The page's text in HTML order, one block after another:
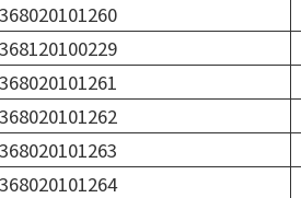
368020101260
368120100229
368020101261
368020101262
368020101263
368020101264